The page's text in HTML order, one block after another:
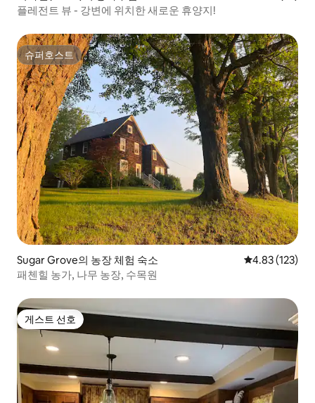
플레전트 뷰 - 강변에 위치한 새로운 휴양지!
슈퍼호스트
슈퍼호스트
Sugar Grove의 농장 체험 숙소 평점 4.83점(5
4.83 (123)
패첸힐 농가, 나무 농장, 수목원
게스트 선호
게스트 선호